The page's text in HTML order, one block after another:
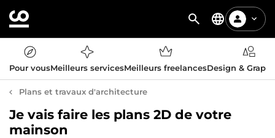
Pour vousMeilleurs servicesMeilleurs freelancesDesign &
Plans et travaux d'architecture
Je vais faire les plans 2D de votre
mainson